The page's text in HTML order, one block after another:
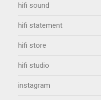
hifi sound
hifi statement
hifi store
hifi studio
instagram